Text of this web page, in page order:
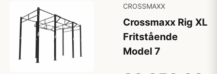
CROSSMAXX
Crossmaxx Rig XL
Fritstående
Model 7